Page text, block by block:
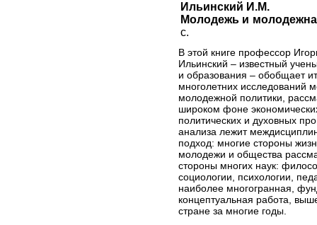
Ильинский И.М.
Молодежь и
с.
В этой книге профессор
Ильинский – известный
и образования – обобщает
многолетних исследований
молодежной политики,
широком фоне
политических и духовных
анализа лежит
подход: многие стороны
молодежи и общества
стороны многих наук:
социологии, психологии,
наиболее многогранная,
концептуальная работа,
стране за многие годы.